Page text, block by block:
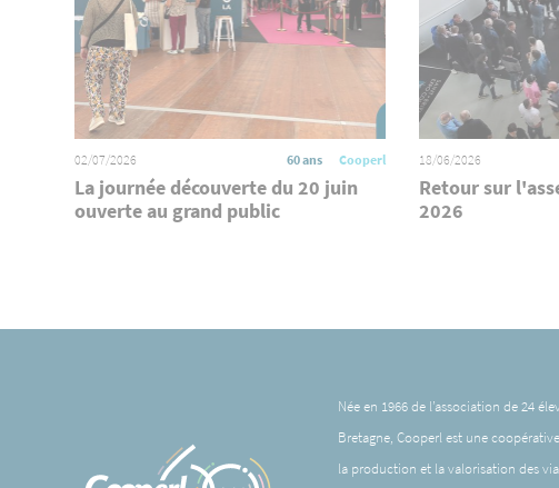
02/07/2026 60 ans Cooperl
La journée découverte du 20 juin
ouverte au grand public
18/06/2026
Retour sur
2026
Née en 1966 de l’association de 24
Bretagne,Cooperlest une
la production et la valorisation des